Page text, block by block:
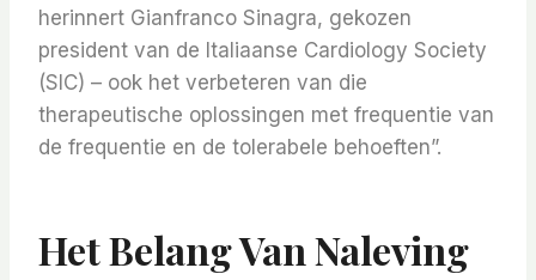
herinnert Gianfranco Sinagra, gekozen
president van de Italiaanse Cardiology Society
(SIC) – ook het verbeteren van die
therapeutische oplossingen met frequentie van
de frequentie en de tolerabele behoeften”.
Het Belang Van Naleving